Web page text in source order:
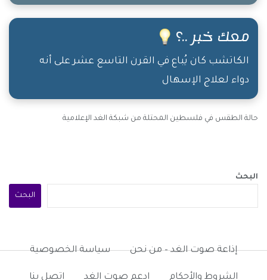
معك خبر ..؟
الكاتشب كان يُباع في القرن التاسع عشر على أنه
دواء لعلاج الإسهال
حالة الطقس في فلسطين المحتلة من شبكة الغد الإعلامية
البحث
البحث
إذاعة صوت الغد – من نحن سياسة الخصوصية
الشروط والأحكام ادعم صوت الغد اتصل بنا